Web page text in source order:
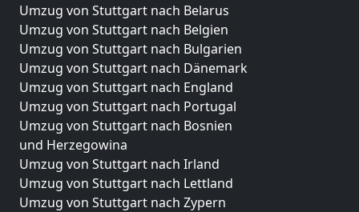
Umzug von Stuttgart nach Belarus
Umzug von Stuttgart nach Belgien
Umzug von Stuttgart nach Bulgarien
Umzug von Stuttgart nach Dänemark
Umzug von Stuttgart nach England
Umzug von Stuttgart nach Portugal
Umzug von Stuttgart nach Bosnien
und Herzegowina
Umzug von Stuttgart nach Irland
Umzug von Stuttgart nach Lettland
Umzug von Stuttgart nach Zypern